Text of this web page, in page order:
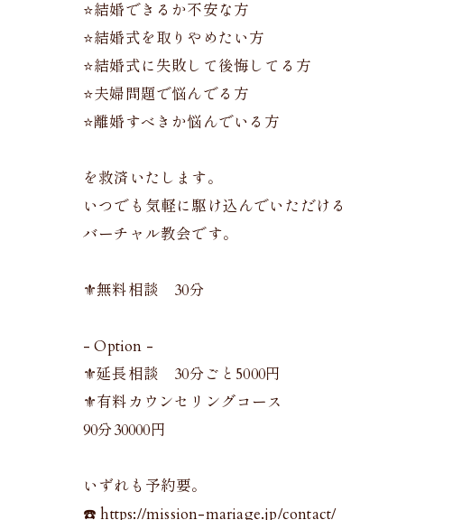
⭐️結婚できるか不安な方
⭐️結婚式を取りやめたい方
⭐️結婚式に失敗して後悔してる方
⭐️夫婦問題で悩んでる方
⭐️離婚すべきか悩んでいる方
を救済いたします。
いつでも気軽に駆け込んでいただける
バーチャル教会です。
⚜️無料相談 30分
- Option -
⚜️延長相談 30分ごと5000円
⚜️有料カウンセリングコース
90分30000円
いずれも予約要。
☎️ https://mission-mariage.jp/contact/